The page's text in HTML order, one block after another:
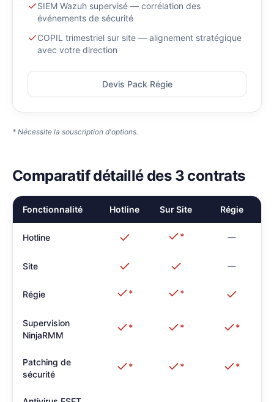
SIEM Wazuh supervisé — corrélation des
événements de sécurité
COPIL trimestriel sur site — alignement stratégique
avec votre direction
Devis Pack Régie
* Nécessite la souscription d'options.
Comparatif détaillé des 3 contrats
Fonctionnalité Hotline Sur Site Régie
Hotline *
Site
Régie * *
Supervision
NinjaRMM
* * *
Patching de
sécurité
* * *